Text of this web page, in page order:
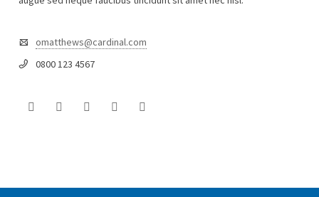
omatthews@cardinal.com
0800 123 4567